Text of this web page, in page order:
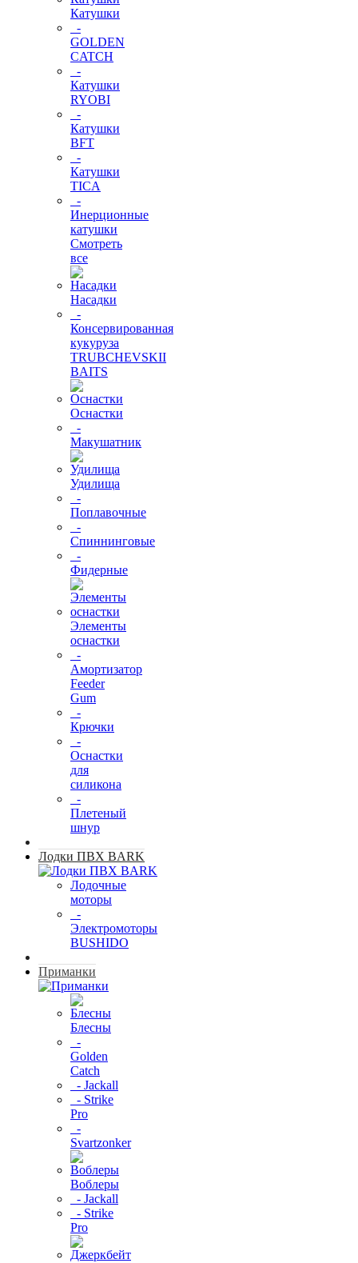
Катушки
-
GOLDEN
CATCH
-
Катушки
RYOBI
-
Катушки
BFT
-
Катушки
TICA
-
Инерционные
катушки
Смотреть
все
Насадки
-
Консервированная
кукуруза
TRUBCHEVSKII
BAITS
Оснастки
-
Макушатник
Удилища
-
Поплавочные
-
Спиннинговые
-
Фидерные
Элементы
оснастки
-
Амортизатор
Feeder
Gum
-
Крючки
-
Оснастки
для
силикона
-
Плетеный
шнур
Лодки ПВХ BARK
Лодочные
моторы
-
Электромоторы
BUSHIDO
Приманки
Блесны
-
Golden
Catch
- Jackall
- Strike
Pro
-
Svartzonker
Воблеры
- Jackall
- Strike
Pro